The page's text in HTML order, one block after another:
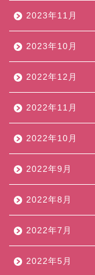
2023年11月
2023年10月
2022年12月
2022年11月
2022年10月
2022年9月
2022年8月
2022年7月
2022年5月